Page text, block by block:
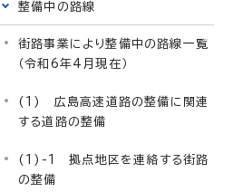
整備中の路線
街路事業により整備中の路線一覧
（令和6年4月現在）
(1) 広島高速道路の整備に関連
する道路の整備
(1)-1 拠点地区を連絡する街路
の整備